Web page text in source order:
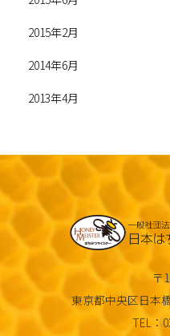
2015年2月
2014年6月
2013年4月
〒
東京都中央区日本
TEL：